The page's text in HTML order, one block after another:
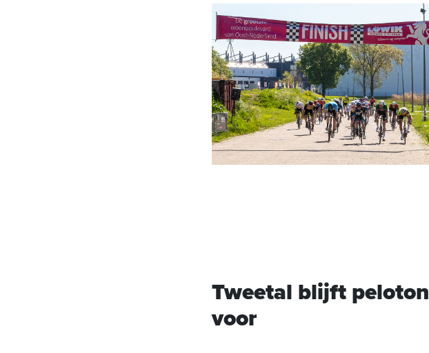
Tweetal blijft peloton
voor